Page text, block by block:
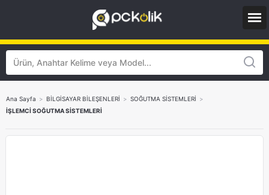
Ana Sayfa > BİLGİSAYAR BİLEŞENLERİ > SOĞUTMA SİSTEMLERİ >
İŞLEMCİ SOĞUTMA SİSTEMLERİ